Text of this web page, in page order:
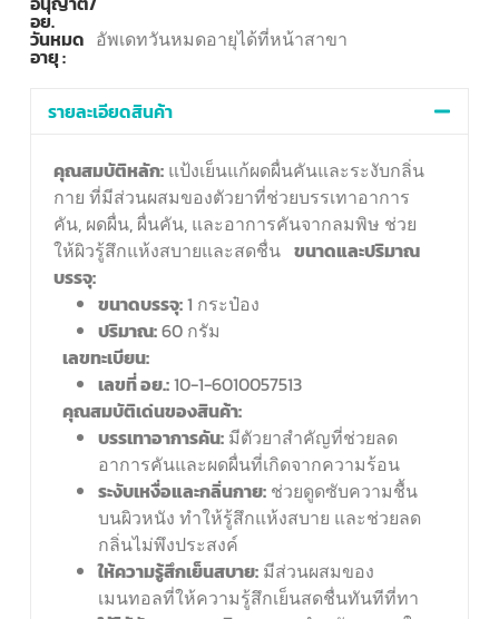
อย.
วันหมด
อายุ :
อัพเดทวันหมดอายุได้ที่หน้าสาขา
รายละเอียดสินค้า
คุณสมบัติหลัก:แป้งเย็นแก้ผดผื่นคันและระงับกลิ่น
กาย ที่มีส่วนผสมของตัวยาที่ช่วยบรรเทาอาการ
คัน, ผดผื่น, ผื่นคัน, และอาการคันจากลมพิษ ช่วย
ให้ผิวรู้สึกแห้งสบายและสดชื่น ขนาดและปริมาณ
บรรจุ:
ขนาดบรรจุ:1 กระป๋อง
ปริมาณ:60 กรัม
เลขทะเบียน:
เลขที่ อย.:10-1-6010057513
คุณสมบัติเด่นของสินค้า:
บรรเทาอาการคัน:มีตัวยาสำคัญที่ช่วยลด
อาการคันและผดผื่นที่เกิดจากความร้อน
ระงับเหงื่อและกลิ่นกาย:ช่วยดูดซับความชื้น
บนผิวหนัง ทำให้รู้สึกแห้งสบาย และช่วยลด
กลิ่นไม่พึงประสงค์
ให้ความรู้สึกเย็นสบาย:มีส่วนผสมของ
เมนทอลที่ให้ความรู้สึกเย็นสดชื่นทันทีที่ทา